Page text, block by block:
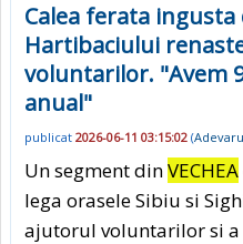
Calea ferata ingusta
Hartibaciului
voluntarilor. "Avem
anual"
publicat 2026-06-11 03:15:02 (
Un segment dinVECHEA
lega orasele Sibiu si
ajutorul voluntarilor si a